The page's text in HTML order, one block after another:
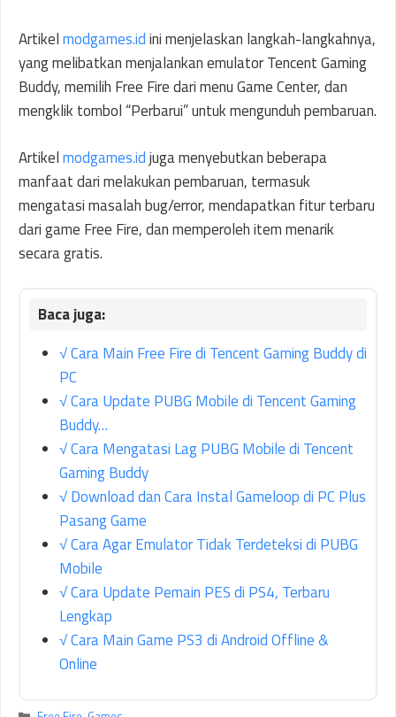
Artikelmodgames.idini menjelaskan langkah-langkahnya,
yang melibatkan menjalankan emulator Tencent Gaming
Buddy, memilih Free Fire dari menu Game Center, dan
mengklik tombol “Perbarui” untuk mengunduh pembaruan.
Artikelmodgames.idjuga menyebutkan beberapa
manfaat dari melakukan pembaruan, termasuk
mengatasi masalah bug/error, mendapatkan fitur terbaru
dari game Free Fire, dan memperoleh item menarik
secara gratis.
√ Cara Main Free Fire di Tencent Gaming Buddy di
PC
√ Cara Update PUBG Mobile di Tencent Gaming
Buddy…
√ Cara Mengatasi Lag PUBG Mobile di Tencent
Gaming Buddy
√ Download dan Cara Instal Gameloop di PC Plus
Pasang Game
√ Cara Agar Emulator Tidak Terdeteksi di PUBG
Mobile
√ Cara Update Pemain PES di PS4, Terbaru
Lengkap
√ Cara Main Game PS3 di Android Offline &
Online
Kategori